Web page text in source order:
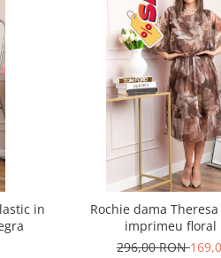
in
Rochie dama
imprimeu floral
296,00 RON